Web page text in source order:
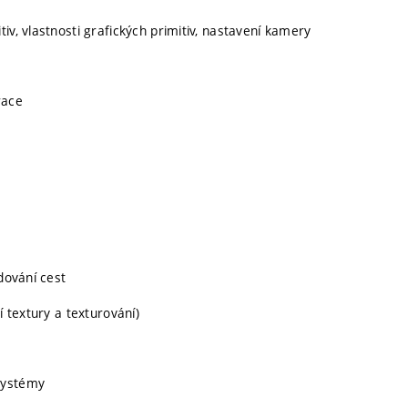
vlastnosti grafických primitiv, nastavení kamery
cest
textury a texturování)